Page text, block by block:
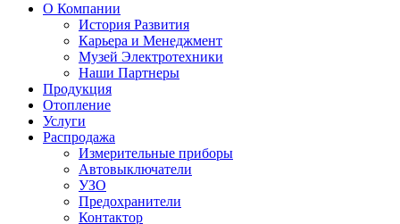
О Компании
История Развития
Карьера и Менеджмент
Музей Электротехники
Наши Партнеры
Продукция
Отопление
Услуги
Распродажа
Измерительные приборы
Автовыключатели
УЗО
Предохранители
Контактор